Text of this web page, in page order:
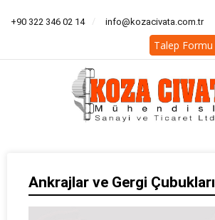
+90 322 346 02 14 info@kozacivata.com.tr
Talep Formu
Ankrajlar ve Gergi Çubukları